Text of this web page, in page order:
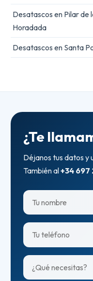
Desatascos en Pilar de
Horadada
Desatascos en Santa
¿Te
Déjanos tus datos y
También al+34 697